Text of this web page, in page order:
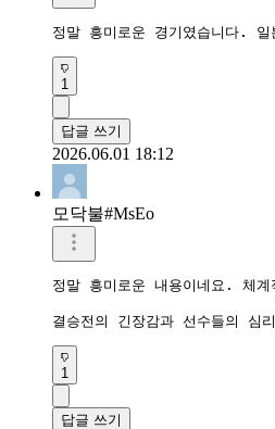
정말 흥미로운 경기였습니다.
1
답글 쓰기
2026.06.01 18:12
모닥불#MsEo
정말 흥미로운 내용이네요. 체
결승전의 긴장감과 선수들의 심
1
답글 쓰기